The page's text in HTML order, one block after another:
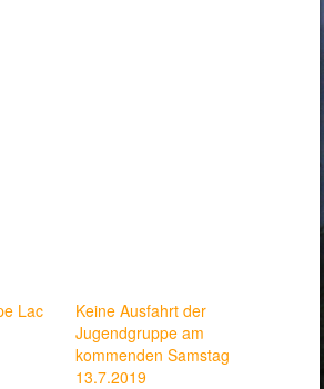
Lac
Keine Ausfahrt der
Jugendgruppe am
kommenden Samstag
13.7.2019